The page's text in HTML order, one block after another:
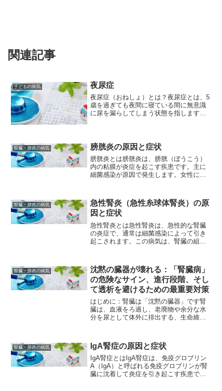
関連記事
子どもの病気 夜尿症
夜尿症（おねしょ）とは？夜尿症とは、5
歳を過ぎても夜間に寝ている間に無意識
に尿を漏らしてしまう状態を指します。
因が考えられています。 ...
腎臓・尿路の病気 膀胱炎の原因と症状
膀胱炎とは膀胱炎は、膀胱（ぼうこう）
内の粘膜が炎症を起こす疾患です。主に
細菌感染が原因で発生します。女性に多
排尿時の痛みや刺激感、残尿感、尿のに
おいや色の変化などがあり...
腎臓・尿路の病気
急性腎炎（急性糸球体腎炎）の原
因と症状
急性腎炎とは急性腎炎は、急性的な腎臓
の炎症で、通常は細菌感染によって引き
起こされます。この病気は、腎臓の組織
す。急性腎炎の症状には、発熱、腰痛、
頻尿、尿の変色（濁ったり...
腎臓・尿路の病気
沈黙の臓器が壊れる：「腎臓病」
の危険なサイン、進行段階、そし
て透析を避けるための最重要対策
はじめに：腎臓は「沈黙の臓器」です腎
臓は、血液をろ過し、老廃物や余分な水
分を尿として体外に排出する、生命維持
要な役割を担っています。しかし、腎臓
は、機能が半分以下に低下...
腎臓・尿路の病気 IgA腎症の原因と症状
IgA腎症とはIgA腎症は、免疫グロブリン
A（IgA）と呼ばれる免疫グロブリンが腎
臓に沈着して炎症を引き起こす疾患で